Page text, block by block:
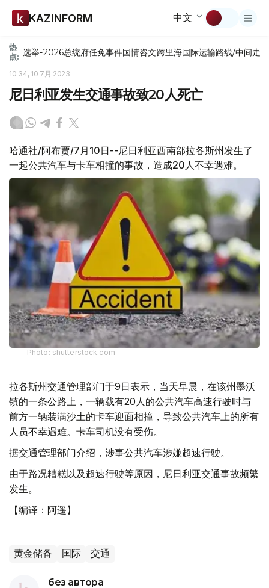
KAZINFORM 中文
热
点: 选举-2026总统府任免事件国情咨文跨里海国际运输路线/中间走廊
10:34, 10 7月 2023
尼日利亚发生交通事故致20人死亡
哈通社/阿布贾/7月10日--尼日利亚西南部拉各斯州发生了
一起公共汽车与卡车相撞的事故，造成20人不幸遇难。
Photo: shutterstock.com
拉各斯州交通管理部门于9日表示，当天早晨，在该州墨沃
镇的一条公路上，一辆载有20人的公共汽车高速行驶时与
前方一辆装满沙土的卡车迎面相撞，导致公共汽车上的所有
人员不幸遇难。卡车司机没有受伤。
据交通管理部门介绍，涉事公共汽车涉嫌超速行驶。
由于路况糟糕以及超速行驶等原因，尼日利亚交通事故频繁
发生。
【编译：阿遥】
黄金储备 国际 交通
без автора